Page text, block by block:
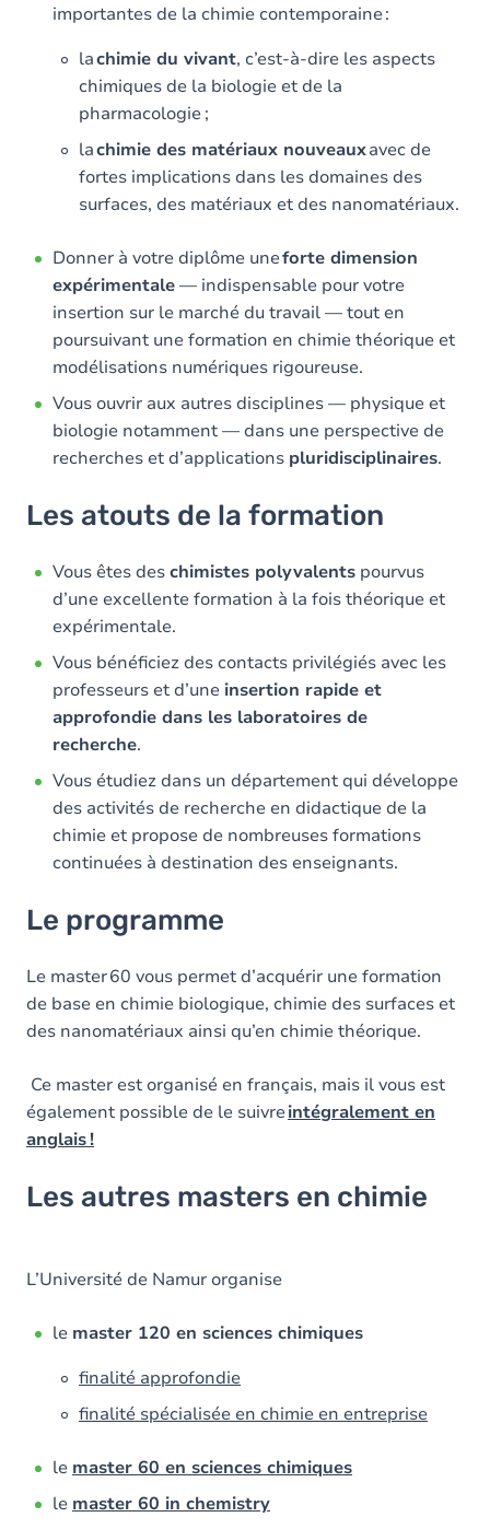
importantes de la chimie contemporaine :
lachimie du vivant, c’est-à-dire les aspects
chimiques de la biologie et de la
pharmacologie ;
lachimie des matériaux nouveauxavec de
fortes implications dans les domaines des
surfaces, des matériaux et des nanomatériaux.
Donner à votre diplôme uneforte dimension
expérimentale— indispensable pour votre
insertion sur le marché du travail — tout en
poursuivant une formation en chimie théorique et
modélisations numériques rigoureuse.
Vous ouvrir aux autres disciplines — physique et
biologie notamment — dans une perspective de
recherches et d’applications pluridisciplinaires.
Les atouts de la formation
Vous êtes deschimistes polyvalents pourvus
d’une excellente formation à la fois théorique et
expérimentale.
Vous bénéficiez des contacts privilégiés avec les
professeurs et d’une insertion rapide et
approfondie dans les laboratoires de
recherche.
Vous étudiez dans un département qui développe
des activités de recherche en didactique de la
chimie et propose de nombreuses formations
continuées à destination des enseignants.
Le programme
Le master 60 vous permet d’acquérir une formation
de base en chimie biologique, chimie des surfaces et
des nanomatériaux ainsi qu’en chimie théorique.
Ce master est organisé en français, mais il vous est
également possible de le suivreintégralement en
anglais !
Les autres masters en chimie
L’Université de Namur organise
le master 120 en sciences chimiques
finalité approfondie
finalité spécialisée en chimie en entreprise
le master 60 en sciences chimiques
le master 60 in chemistry